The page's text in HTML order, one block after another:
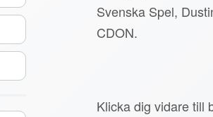
Svenska Spel,
CDON.
Klicka dig vidare till